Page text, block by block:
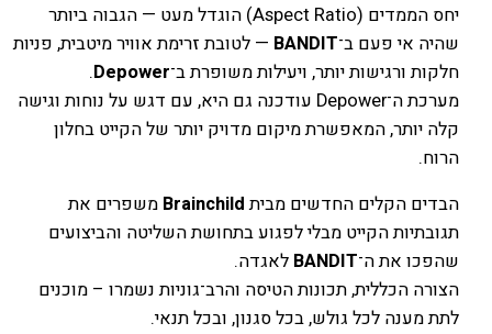
יחס הממדים (Aspect Ratio) הוגדל מעט — הגבוה ביותר
שהיה אי פעם ב־BANDIT — לטובת זרימת אוויר מיטבית, פניות
חלקות ורגישות יותר, ויעילות משופרת ב־Depower
.
מערכת ה־Depower עודכנה גם היא, עם דגש על נוחות וגישה
קלה יותר, המאפשרת מיקום מדויק יותר של הקייט בחלון
הרוח.
הבדים הקלים החדשים מביתBrainchild משפרים את
תגובתיות הקייט מבלי לפגוע בתחושת השליטה והביצועים
שהפכו את ה־BANDIT לאגדה.
הצורה הכללית, תכונות הטיסה והרב־גוניות נשמרו – מוכנים
לתת מענה לכל גולש, בכל סגנון, ובכל תנאי.